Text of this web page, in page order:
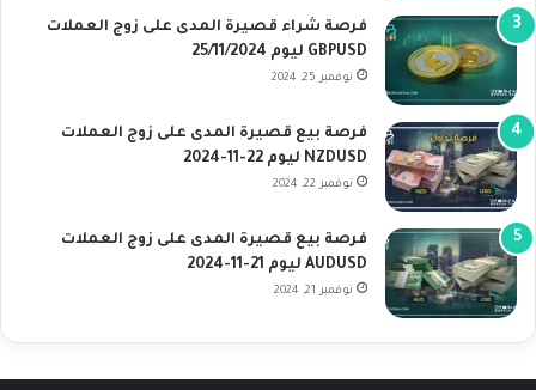
فرصة شراء قصيرة المدى على زوج العملات
GBPUSD ليوم 25/11/2024
نوفمبر 25, 2024
فرصة بيع قصيرة المدى على زوج العملات
NZDUSD ليوم 22-11-2024
نوفمبر 22, 2024
فرصة بيع قصيرة المدى على زوج العملات
AUDUSD ليوم 21-11-2024
نوفمبر 21, 2024